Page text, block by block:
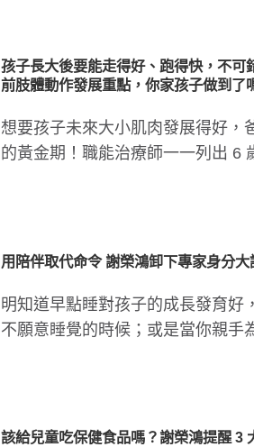
孩子長大後要能走得好、跑得快，不可
前肢體動作發展重點，你家孩子做到了
想要孩子未來大小肌肉發展得好，
的黃金期！職能治療師一一列出 6
用陪伴取代命令 謝榮鴻卸下專家身分大
明知道早點睡對孩子的成長發育好
不願意睡覺的時候；或是當你親手
該給兒童吃保健食品嗎？謝榮鴻提醒 3